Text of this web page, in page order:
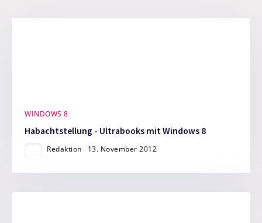
WINDOWS 8
Habachtstellung - Ultrabooks mit Windows 8
Redaktion 13. November 2012